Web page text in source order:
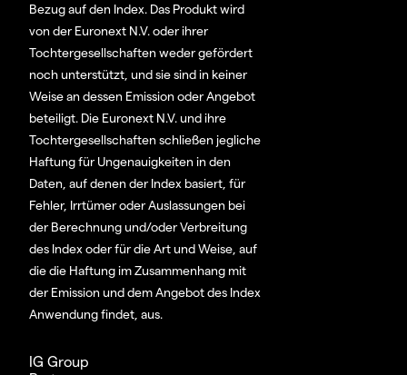
Bezug auf den Index. Das Produkt wird
von der Euronext N.V. oder ihrer
Tochtergesellschaften weder gefördert
noch unterstützt, und sie sind in keiner
Weise an dessen Emission oder Angebot
beteiligt. Die Euronext N.V. und ihre
Tochtergesellschaften schließen jegliche
Haftung für Ungenauigkeiten in den
Daten, auf denen der Index basiert, für
Fehler, Irrtümer oder Auslassungen bei
der Berechnung und/oder Verbreitung
des Index oder für die Art und Weise, auf
die die Haftung im Zusammenhang mit
der Emission und dem Angebot des Index
Anwendung findet, aus.
IG Group